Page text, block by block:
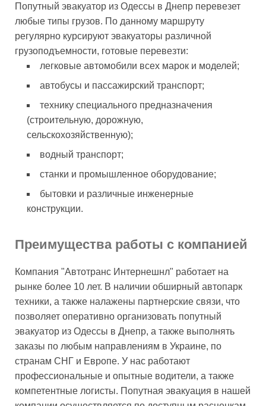
Попутный эвакуатор из Одессы в Днепр перевезет
любые типы грузов. По данному маршруту
регулярно курсируют эвакуаторы различной
грузоподъемности, готовые перевезти:
легковые автомобили всех марок и моделей;
автобусы и пассажирский транспорт;
технику специального предназначения
(строительную, дорожную,
сельскохозяйственную);
водный транспорт;
станки и промышленное оборудование;
бытовки и различные инженерные
конструкции.
Преимущества работы с компанией
Компания "Автотранс Интернешнл" работает на
рынке более 10 лет. В наличии обширный автопарк
техники, а также налажены партнерские связи, что
позволяет оперативно организовать попутный
эвакуатор из Одессы в Днепр, а также выполнять
заказы по любым направлениям в Украине, по
странам СНГ и Европе. У нас работают
профессиональные и опытные водители, а также
компетентные логисты. Попутная эвакуация в нашей